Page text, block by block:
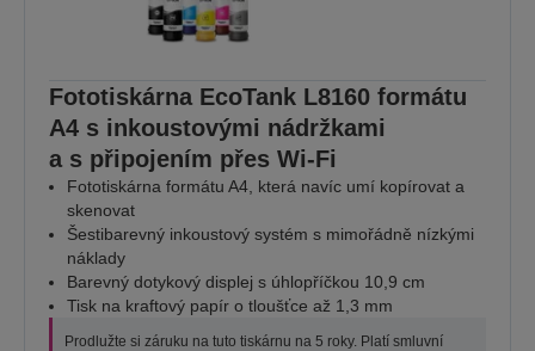
Fototiskárna EcoTank L8160 formátu
A4 s inkoustovými nádržkami
a s připojením přes Wi-Fi
Fototiskárna formátu A4, která navíc umí kopírovat a
skenovat
Šestibarevný inkoustový systém s mimořádně nízkými
náklady
Barevný dotykový displej s úhlopříčkou 10,9 cm
Tisk na kraftový papír o tloušťce až 1,3 mm
Prodlužte si záruku na tuto tiskárnu na 5 roky. Platí smluvní